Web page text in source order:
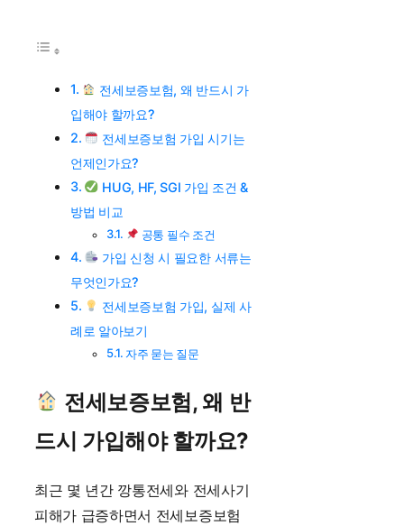
전세보증보험, 왜 반드시 가
입해야 할까요?
전세보증보험 가입 시기는
언제인가요?
HUG, HF, SGI 가입 조건 &
방법 비교
공통 필수 조건
가입 신청 시 필요한 서류는
무엇인가요?
전세보증보험 가입, 실제 사
례로 알아보기
자주 묻는 질문
전세보증보험, 왜 반
드시 가입해야 할까요?
최근 몇 년간 깡통전세와 전세사기
피해가 급증하면서 전세보증보험